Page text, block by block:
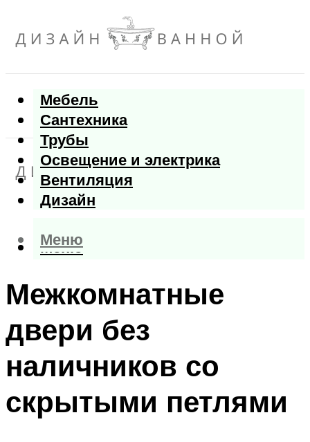
Мебель
Сантехника
Трубы
Освещение и электрика
Вентиляция
Дизайн
Меню
Меню
Межкомнатные
двери без
наличников со
скрытыми петлями